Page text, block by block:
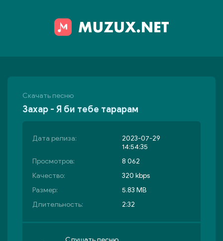
Скачать песню
Захар - Я би тебе тарарам
Дата релиза:
2023-07-29
14:54:35
Просмотров:
8 062
Качество:
320 kbps
Размер:
5.83 MB
Длительность:
2:32